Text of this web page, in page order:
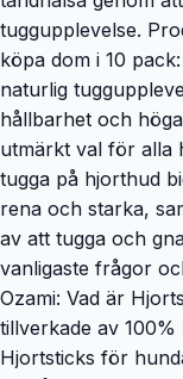
tuggupplevelse.
köpa dom i 10
naturlig
hållbarhet och
utmärkt val för alla
tugga på hjorthud
rena och starka,
av att tugga och
vanligaste frågor
Ozami: Vad är
tillverkade av
Hjortsticks för